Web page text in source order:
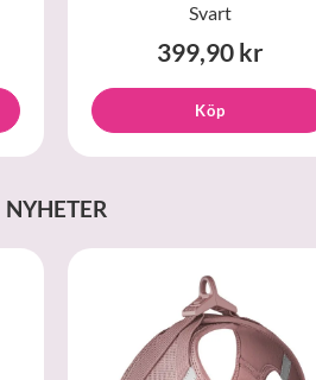
Svart
399,90 kr
Köp
NYHETER